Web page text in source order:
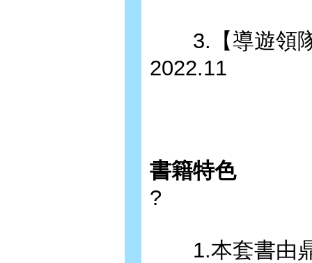
3.【導遊領隊
2022.11
書籍特色
?
1.本套書由鼎